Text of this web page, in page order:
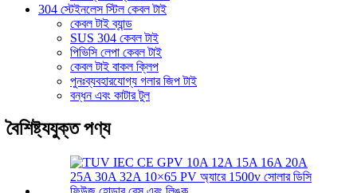
304 স্টেইনলেস স্টিল কেবল টাই
কেবল টাই ব্যান্ড
SUS 304 কেবল টাই
পিভিসি লেপা কেবল টাই
কেবল টাই বাকল ক্লিপ
পুনঃব্যবহারযোগ্য গলার জিপ টাই
বন্ধন এবং কাটার টুল
বৈশিষ্ট্যযুক্ত পণ্য